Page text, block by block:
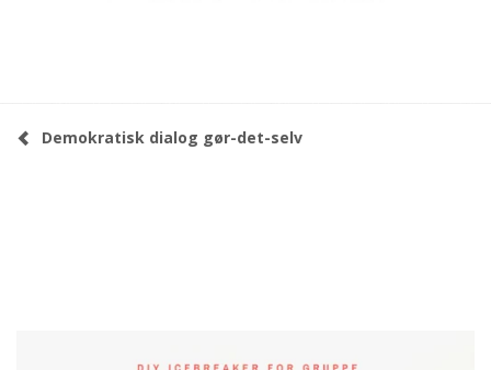
Demokratisk dialog gør-det-selv